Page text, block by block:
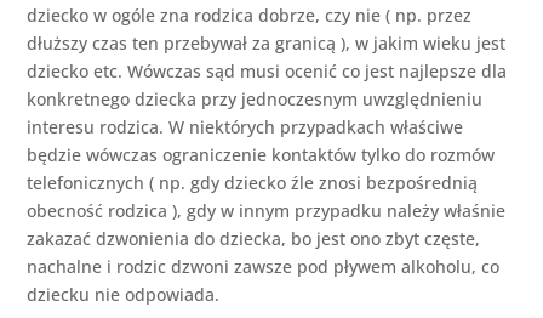
dziecko w ogóle zna rodzica dobrze, czy nie ( np. przez
dłuższy czas ten przebywał za granicą ), w jakim wieku jest
dziecko etc. Wówczas sąd musi ocenić co jest najlepsze dla
konkretnego dziecka przy jednoczesnym uwzględnieniu
interesu rodzica. W niektórych przypadkach właściwe
będzie wówczas ograniczenie kontaktów tylko do rozmów
telefonicznych ( np. gdy dziecko źle znosi bezpośrednią
obecność rodzica ), gdy w innym przypadku należy właśnie
zakazać dzwonienia do dziecka, bo jest ono zbyt częste,
nachalne i rodzic dzwoni zawsze pod pływem alkoholu, co
dziecku nie odpowiada.